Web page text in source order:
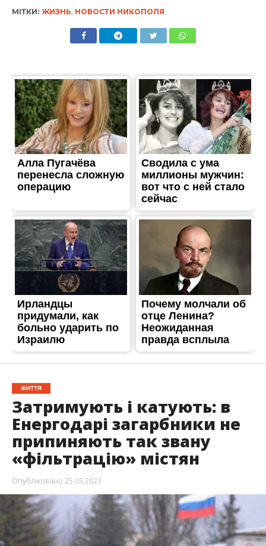
МІТКИ: ЖИЗНЬ НОВОСТИ НИКОПОЛЯ
ЖИТТЯ
Затримують і катують: в
Енергодарі загарбники не
припиняють так звану
«фільтрацію» містян
Опубліковано 25.03.2023